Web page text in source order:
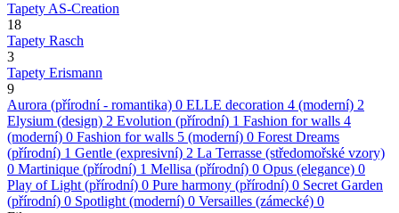
Tapety AS-Creation
18
Tapety Rasch
3
Tapety Erismann
9
Aurora (přírodní - romantika) 0 ELLE decoration 4 (moderní) 2
Elysium (design) 2 Evolution (přírodní) 1 Fashion for walls 4
(moderní) 0 Fashion for walls 5 (moderní) 0 Forest Dreams
(přírodní) 1 Gentle (expresivní) 2 La Terrasse (středomořské vzory)
0 Martinique (přírodní) 1 Mellisa (přírodní) 0 Opus (elegance) 0
Play of Light (přírodní) 0 Pure harmony (přírodní) 0 Secret Garden
(přírodní) 0 Spotlight (moderní) 0 Versailles (zámecké) 0